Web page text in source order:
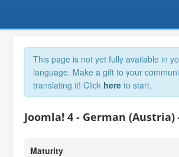
This page is not yet fully available in
language. Make a gift to your
translating it! Click here to start.
Joomla! 4 - German (Austria)
Maturity